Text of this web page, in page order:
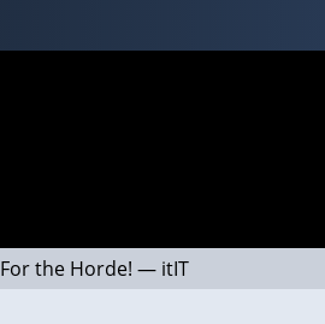
For the Horde! — itIT